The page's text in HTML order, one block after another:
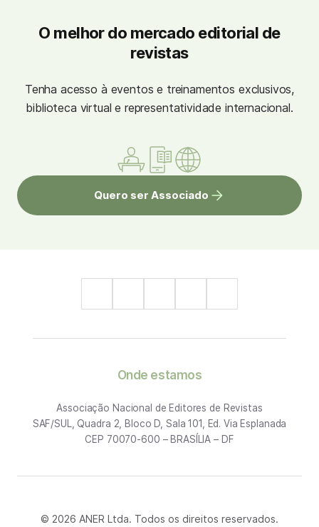
O melhor do mercado editorial de
revistas
Tenha acesso à eventos e treinamentos exclusivos,
biblioteca virtual e representatividade internacional.
Quero ser Associado
Onde estamos
Associação Nacional de Editores de Revistas
SAF/SUL, Quadra 2, Bloco D, Sala 101, Ed. Via Esplanada
CEP 70070-600 – BRASÍLIA – DF
© 2026 ANER Ltda. Todos os direitos reservados.